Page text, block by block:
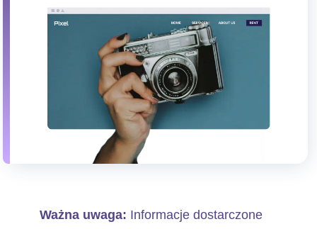
Ważna uwaga: Informacje dostarczone